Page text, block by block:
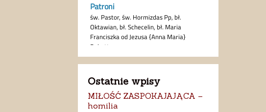
Ostatnie wpisy
MIŁOŚĆ ZASPOKAJAJĄCA –
homilia